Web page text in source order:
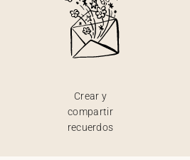
Crear y
compartir
recuerdos